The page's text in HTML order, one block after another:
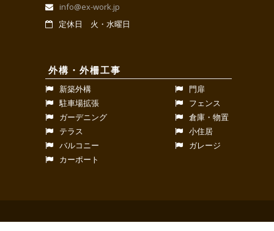
info@ex-work.jp
定休日 火・水曜日
外構・外柵工事
新築外構
駐車場拡張
ガーデニング
テラス
バルコニー
カーポート
門扉
フェンス
倉庫・物置
小住居
ガレージ